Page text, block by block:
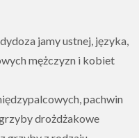
jamy ustnej, języka,
mężczyzn i kobiet
pachwin
drożdżakowe